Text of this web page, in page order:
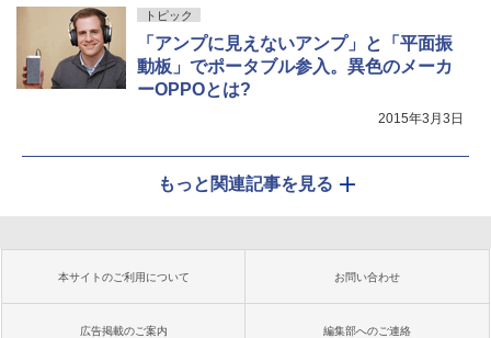
トピック
「アンプに見えないアンプ」と「平面振
動板」でポータブル参入。異色のメーカ
ーOPPOとは?
2015年3月3日
もっと関連記事を見る
本サイトのご利用について お問い合わせ
広告掲載のご案内 編集部へのご連絡